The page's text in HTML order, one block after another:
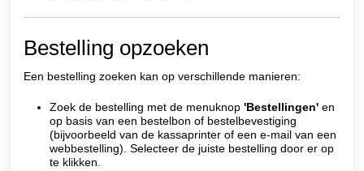
Bestelling opzoeken
Een bestelling zoeken kan op verschillende manieren:
Zoek de bestelling met de menuknop 'Bestellingen' en
op basis van een bestelbon of bestelbevestiging
(bijvoorbeeld van de kassaprinter of een e-mail van een
webbestelling). Selecteer de juiste bestelling door er op
te klikken.